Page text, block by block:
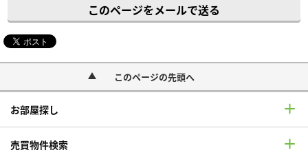
このページをメールで送る
このページの先頭へ
お部屋探し
売買物件検索